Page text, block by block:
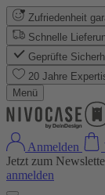
Zufriedenheit
Schnelle
Geprüfte
20 Jahre
Menü
Anmelden
Jetzt zum
anmelden